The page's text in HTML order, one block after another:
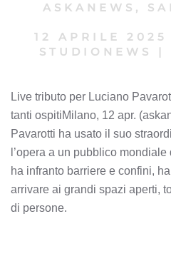
ASKANEWS ,
12 APRILE 2025
STUDIONEWS
|
Live tributo per Luciano
tanti ospitiMilano, 12 apr.
Pavarotti ha usato il suo
l’opera a un pubblico
ha infranto barriere e confini,
arrivare ai grandi spazi aperti,
di persone.